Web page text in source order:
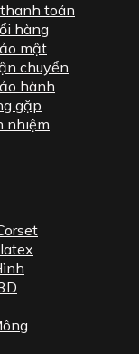
toán
hàng
mật
chuyển
hành
gặp
nhiệm